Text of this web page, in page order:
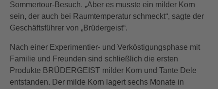
Sommertour-Besuch. „Aber es musste ein milder Korn
sein, der auch bei Raumtemperatur schmeckt“, sagte der
Geschäftsführer von „Brüdergeist“.
Nach einer Experimentier- und Verköstigungsphase mit
Familie und Freunden sind schließlich die ersten
Produkte BRÜDERGEIST milder Korn und Tante Dele
entstanden. Der milde Korn lagert sechs Monate in